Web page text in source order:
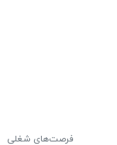
فرصت‌های شغلی